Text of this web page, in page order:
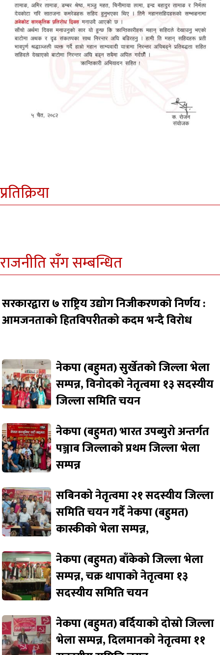
प्रतिक्रिया
राजनीति सँग सम्बन्धित
सरकारद्वारा ७ राष्ट्रिय उद्योग निजीकरणको निर्णय :
आमजनताको हितविपरीतको कदम भन्दै विरोध
नेकपा (बहुमत) सुर्खेतको जिल्ला भेला
सम्पन्न, विनोदको नेतृत्वमा १३ सदस्यीय
जिल्ला समिति चयन
नेकपा (बहुमत) भारत उपब्युरो अन्तर्गत
पञ्जाब जिल्लाको प्रथम जिल्ला भेला
सम्पन्न
सबिनको नेतृत्वमा २१ सदस्यीय जिल्ला
समिति चयन गर्दै नेकपा (बहुमत)
कास्कीको भेला सम्पन्न,
नेकपा (बहुमत) बाँकेको जिल्ला भेला
सम्पन्न, चक्र थापाको नेतृत्वमा १३
सदस्यीय समिति चयन
नेकपा (बहुमत) बर्दियाको दोस्रो जिल्ला
भेला सम्पन्न, दिलमानको नेतृत्वमा ११